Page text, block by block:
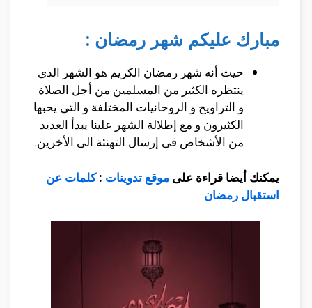
مبارك عليكم شهر رمضان :
حيث أنه شهر رمضان الكريم هو الشهر الذى
ينتظره الكثير من المسلمين من أجل الصلاة
و التراويح و الروحانيات المختلفة و التى يحبها
الكثيرون و مع إطلالة الشهر علينا يبدأ العديد
من الأشخاص فى إرسال التهنئة الى الأخرين.
يمكنك أيضا قراءة على موقع تدوينات :كلمات عن
استقبال رمضان